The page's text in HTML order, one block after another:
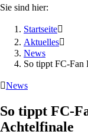
Sie sind hier:
Startseite
Aktuelles
News
So tippt FC-
News
So tippt FC-
Achtelfinale